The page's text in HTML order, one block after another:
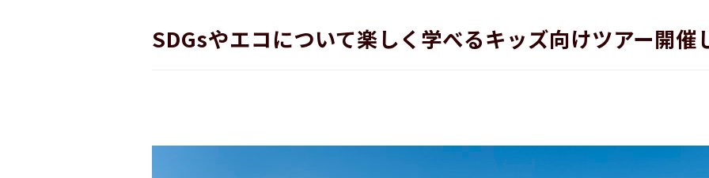
SDGsやエコについて楽しく学べるキッズ向けツアー開催